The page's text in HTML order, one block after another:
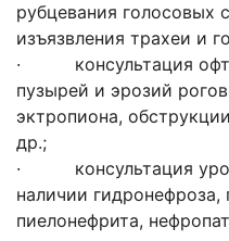
рубцевания голосовых
изъязвления трахеи и
· консультация
пузырей и эрозий
эктропиона,
др.;
· консультация
наличии гидронефроза,
пиелонефрита,